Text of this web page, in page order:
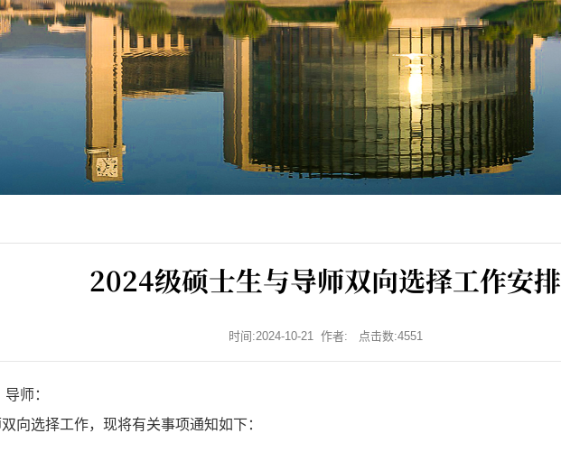
2024级硕士生与导师双向选择工作安排
时间:2024-10-21 作者: 点击数:4551
师：
向选择工作，现将有关事项通知如下：